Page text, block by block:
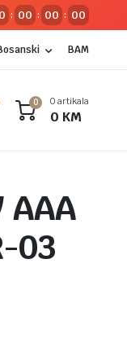
: 00 : 00 : 00
BAM
0 0 artikala
0 KM
AAA
03